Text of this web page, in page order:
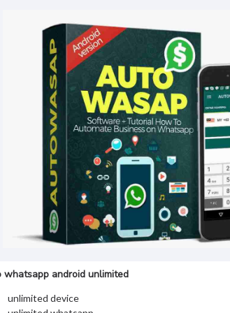
whatsapp android unlimited
unlimited device